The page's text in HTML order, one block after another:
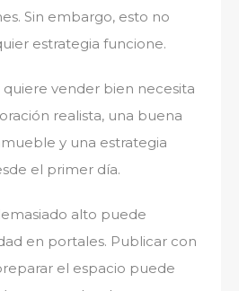
Sin embargo, esto no
estrategia funcione.
vender bien necesita
realista, una buena
y una estrategia
el primer día.
alto puede
en portales. Publicar con
el espacio puede